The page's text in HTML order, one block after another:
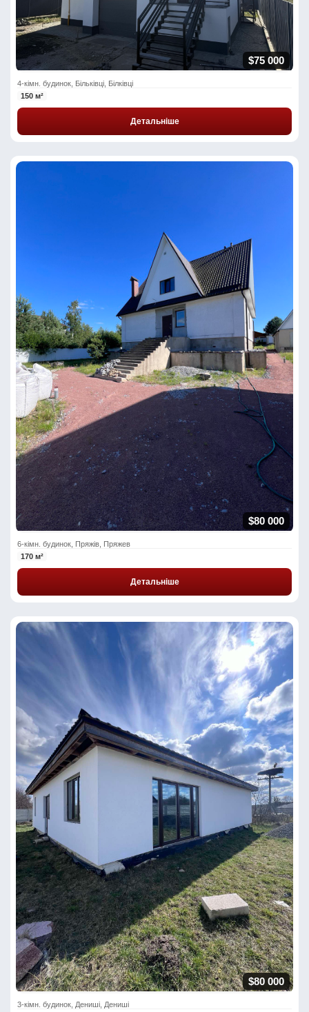
$75 000
4-кімн. будинок, Більківці, Білківці
150 м²
Детальніше
$80 000
6-кімн. будинок, Пряжів, Пряжев
170 м²
Детальніше
$80 000
3-кімн. будинок, Дениші, Дениші